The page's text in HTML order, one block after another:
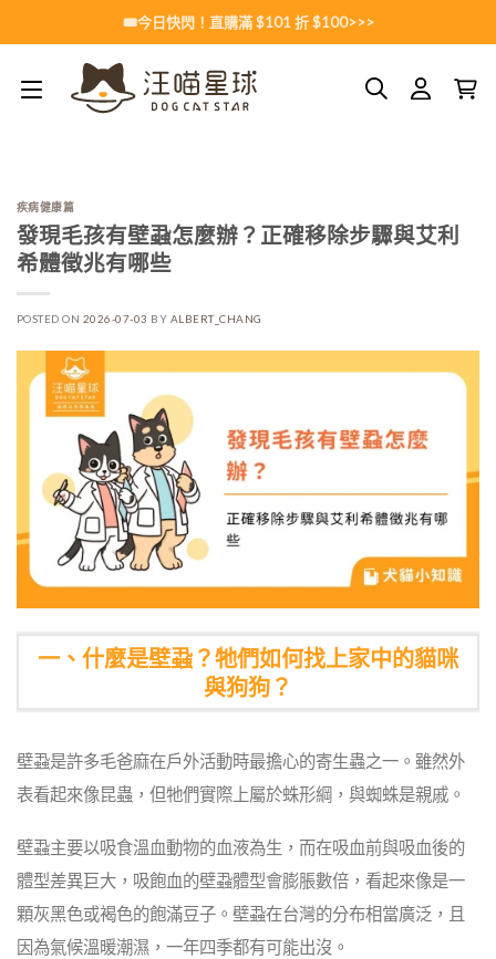
🎟️今日快閃！直購滿 $101 折 $100>>>
疾病健康篇
發現毛孩有壁蝨怎麼辦？正確移除步驟與艾利
希體徵兆有哪些
POSTED ON 2026-07-03 BY ALBERT_CHANG
一、什麼是壁蝨？牠們如何找上家中的貓咪
與狗狗？
壁蝨是許多毛爸麻在戶外活動時最擔心的寄生蟲之一。雖然外
表看起來像昆蟲，但牠們實際上屬於蛛形綱，與蜘蛛是親戚。
壁蝨主要以吸食溫血動物的血液為生，而在吸血前與吸血後的
體型差異巨大，吸飽血的壁蝨體型會膨脹數倍，看起來像是一
顆灰黑色或褐色的飽滿豆子。壁蝨在台灣的分布相當廣泛，且
因為氣候溫暖潮濕，一年四季都有可能出沒。